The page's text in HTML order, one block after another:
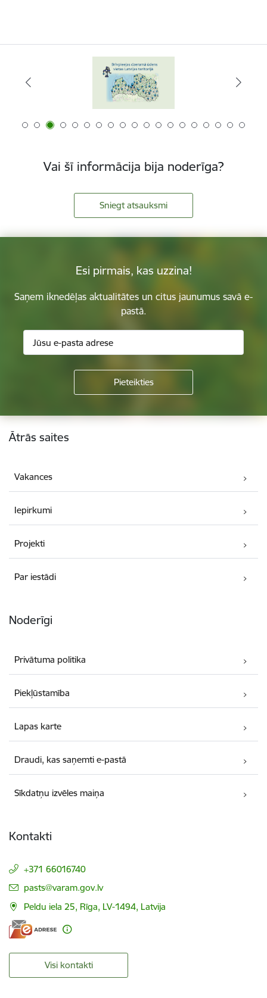
Vai šī informācija bija noderīga?
Sniegt atsauksmi
Esi pirmais, kas uzzina!
Saņem iknedēļas aktualitātes un citus jaunumus savā e-
pastā.
Kājene
Ātrās saites
Vakances
Iepirkumi
Projekti
Par iestādi
Noderīgi
Privātuma politika
Piekļūstamība
Lapas karte
Draudi, kas saņemti e-pastā
Sīkdatņu izvēles maiņa
Kontakti
+371 66016740
E-pasts:
pasts@varam.gov.lv
Peldu iela 25, Rīga, LV-1494, Latvija
Visi kontakti